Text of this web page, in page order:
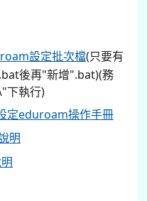
設定批次檔(只要有
後再"新增".bat)(務
下執行)
定eduroam操作手冊
明